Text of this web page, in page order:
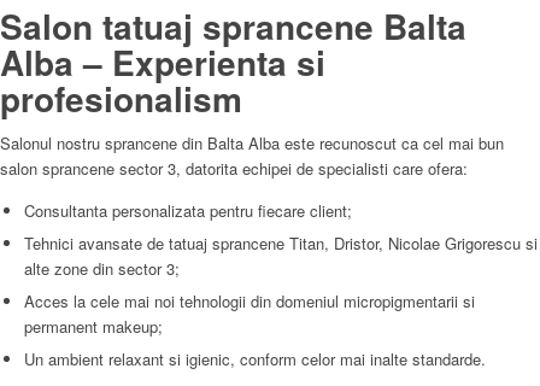
Salon tatuaj sprancene Balta
Alba – Experienta si
profesionalism
Salonul nostru sprancene din Balta Alba este recunoscut ca cel mai bun
salon sprancene sector 3, datorita echipei de specialisti care ofera:
Consultanta personalizata pentru fiecare client;
Tehnici avansate de tatuaj sprancene Titan, Dristor, Nicolae Grigorescu si
alte zone din sector 3;
Acces la cele mai noi tehnologii din domeniul micropigmentarii si
permanent makeup;
Un ambient relaxant si igienic, conform celor mai inalte standarde.